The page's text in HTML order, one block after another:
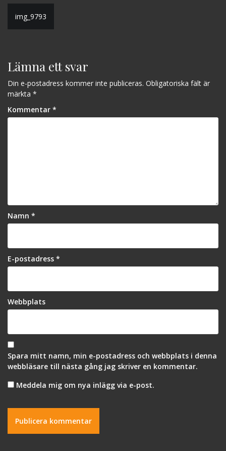
Inläggsnavigering
img_9793
Lämna ett svar
Din e-postadress kommer inte publiceras. Obligatoriska fält är
märkta *
Kommentar *
Namn *
E-postadress *
Webbplats
Spara mitt namn, min e-postadress och webbplats i denna
webbläsare till nästa gång jag skriver en kommentar.
Meddela mig om nya inlägg via e-post.